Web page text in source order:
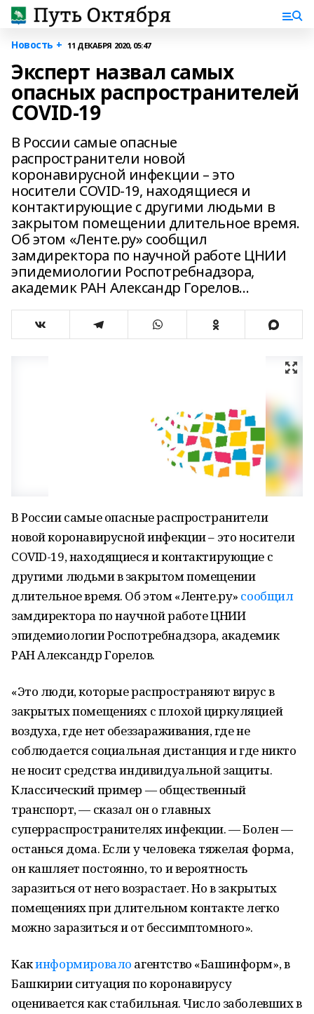
Новость + 11 ДЕКАБРЯ 2020, 05:47
Эксперт назвал самых
опасных распространителей
COVID-19
В России самые опасные
распространители новой
коронавирусной инфекции – это
носители COVID-19, находящиеся и
контактирующие с другими людьми в
закрытом помещении длительное время.
Об этом «Ленте.ру» сообщил
замдиректора по научной работе ЦНИИ
эпидемиологии Роспотребнадзора,
академик РАН Александр Горелов...
В России самые опасные распространители
новой коронавирусной инфекции – это носители
COVID-19, находящиеся и контактирующие с
другими людьми в закрытом помещении
длительное время. Об этом «Ленте.ру» сообщил
замдиректора по научной работе ЦНИИ
эпидемиологии Роспотребнадзора, академик
РАН Александр Горелов.
«Это люди, которые распространяют вирус в
закрытых помещениях с плохой циркуляцией
воздуха, где нет обеззараживания, где не
соблюдается социальная дистанция и где никто
не носит средства индивидуальной защиты.
Классический пример — общественный
транспорт, — сказал он о главных
суперраспространителях инфекции. — Болен —
останься дома. Если у человека тяжелая форма,
он кашляет постоянно, то и вероятность
заразиться от него возрастает. Но в закрытых
помещениях при длительном контакте легко
можно заразиться и от бессимптомного».
Какинформировало агентство «Башинформ», в
Башкирии ситуация по коронавирусу
оценивается как стабильная. Число заболевших в